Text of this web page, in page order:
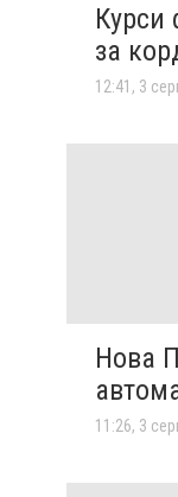
Курси
за
12:41, 3
Нова
11:26, 3